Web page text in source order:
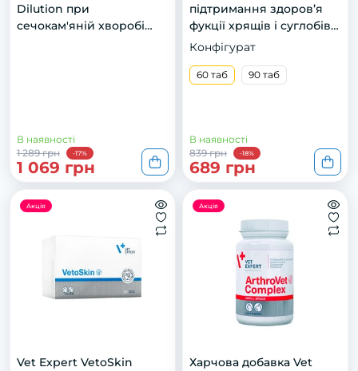
Dilution при
сечокам'яній хворобі
В наявності
1 289 грн
-17%
1 069 грн
підтримання здоров’я
фукції хрящів і суглобів у
котів і собак, 60 таб
Конфігурат
60 таб 90 таб
В наявності
839 грн
-18%
689 грн
Акція
Vet Expert VetoSkin
Акція
Харчова добавка Vet